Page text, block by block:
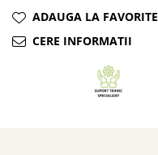
ADAUGA LA FAVORITE
CERE INFORMATII